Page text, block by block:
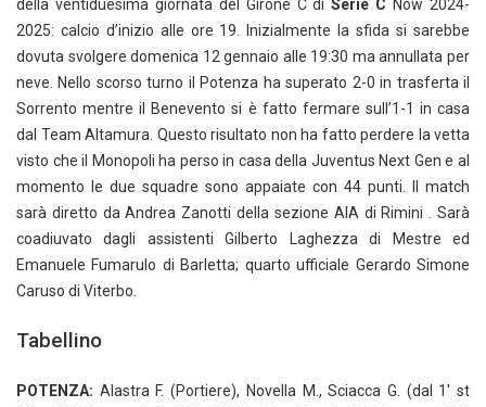
della ventiduesima giornata del Girone C diSerie C Now 2024-
2025: calcio d’inizio alle ore 19. Inizialmente la sfida si sarebbe
dovuta svolgere domenica 12 gennaio alle 19:30 ma annullata per
neve. Nello scorso turno il Potenza ha superato 2-0 in trasferta il
Sorrento mentre il Benevento si è fatto fermare sull’1-1 in casa
dal Team Altamura. Questo risultato non ha fatto perdere la vetta
visto che il Monopoli ha perso in casa della Juventus Next Gen e al
momento le due squadre sono appaiate con 44 punti. Il match
sarà diretto da Andrea Zanotti della sezione AIA di Rimini . Sarà
coadiuvato dagli assistenti Gilberto Laghezza di Mestre ed
Emanuele Fumarulo di Barletta; quarto ufficiale Gerardo Simone
Caruso di Viterbo.
Tabellino
POTENZA: Alastra F. (Portiere), Novella M., Sciacca G. (dal 1′ st